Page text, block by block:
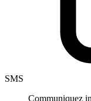
SMS
Communiquez